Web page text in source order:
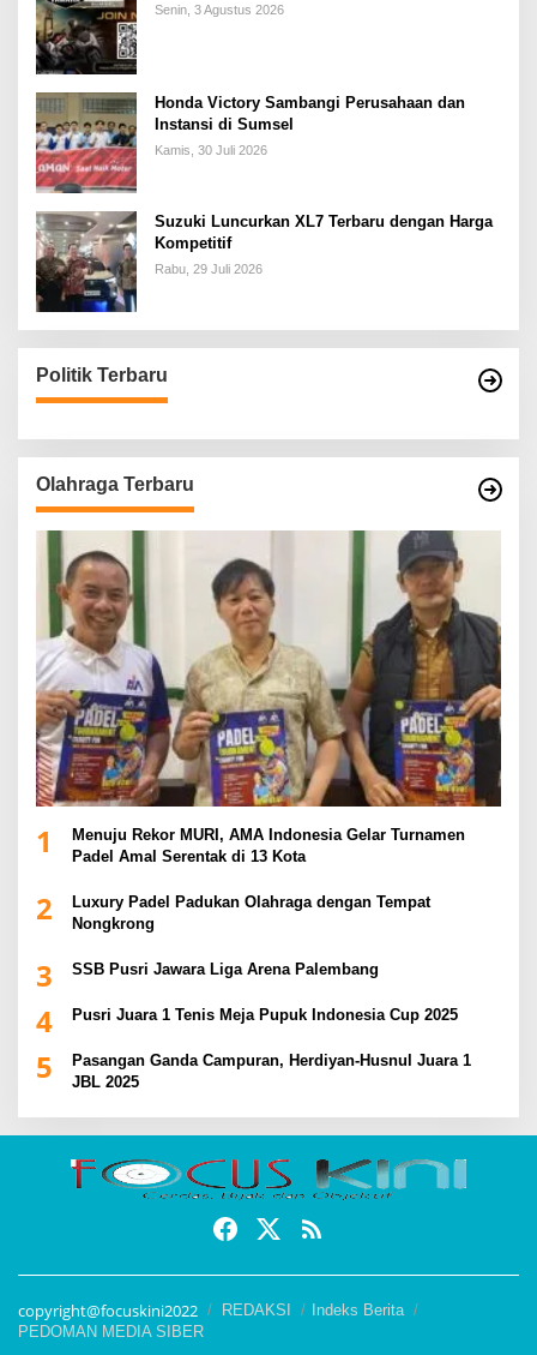
Senin, 3 Agustus 2026
Honda Victory Sambangi Perusahaan dan
Instansi di Sumsel
Kamis, 30 Juli 2026
Suzuki Luncurkan XL7 Terbaru dengan Harga
Kompetitif
Rabu, 29 Juli 2026
Politik Terbaru
Olahraga Terbaru
1
Menuju Rekor MURI, AMA Indonesia Gelar Turnamen
Padel Amal Serentak di 13 Kota
2
Luxury Padel Padukan Olahraga dengan Tempat
Nongkrong
3 SSB Pusri Jawara Liga Arena Palembang
4 Pusri Juara 1 Tenis Meja Pupuk Indonesia Cup 2025
5
Pasangan Ganda Campuran, Herdiyan-Husnul Juara 1
JBL 2025
copyright@focuskini2022 REDAKSI
Indeks Berita
PEDOMAN MEDIA SIBER